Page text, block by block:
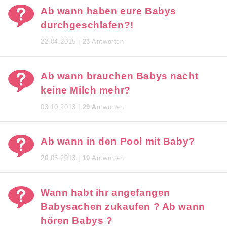
Ab wann haben eure Babys
durchgeschlafen?!
22.04.2015 | 23 Antworten
Ab wann brauchen Babys nacht
keine Milch mehr?
03.10.2013 | 29 Antworten
Ab wann in den Pool mit Baby?
20.06.2013 | 10 Antworten
Wann habt ihr angefangen
Babysachen zukaufen ? Ab wann
hören Babys ?